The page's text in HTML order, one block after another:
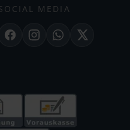
MEDIA
FacebookInstagramWhatsApp
X